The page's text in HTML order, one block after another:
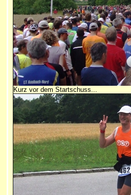
Kurz vor dem Startschuss...